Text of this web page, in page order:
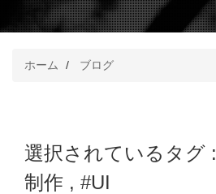
ホーム ブログ
選択されているタグ :
制作 , #UI